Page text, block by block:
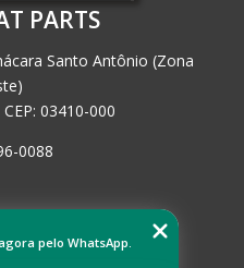
PARTS
Santo Antônio (Zona
03410-000
0088
pelo WhatsApp.